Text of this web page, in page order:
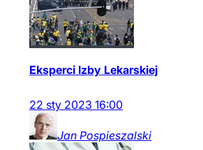
Eksperci Izby Lekarskiej
22 sty 2023 16:00
Jan Pospieszalski